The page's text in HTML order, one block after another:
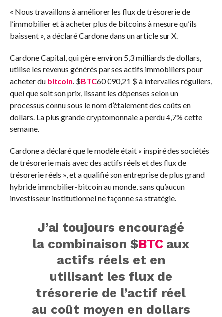
« Nous travaillons à améliorer les flux de trésorerie de
l’immobilier et à acheter plus de bitcoins à mesure qu’ils
baissent », a déclaré Cardone dans un article sur X.
Cardone Capital, qui gère environ 5,3 milliards de dollars,
utilise les revenus générés par ses actifs immobiliers pour
acheter du bitcoin. $BTC60 090,21 $à intervalles réguliers,
quel que soit son prix, lissant les dépenses selon un
processus connu sous le nom d’étalement des coûts en
dollars. La plus grande cryptomonnaie a perdu 4,7% cette
semaine.
Cardone a déclaré que le modèle était « inspiré des sociétés
de trésorerie mais avec des actifs réels et des flux de
trésorerie réels », et a qualifié son entreprise de plus grand
hybride immobilier-bitcoin au monde, sans qu’aucun
investisseur institutionnel ne façonne sa stratégie.
J’ai toujours encouragé
la combinaison$BTC aux
actifs réels et en
utilisant les flux de
trésorerie de l’actif réel
au coût moyen en dollars